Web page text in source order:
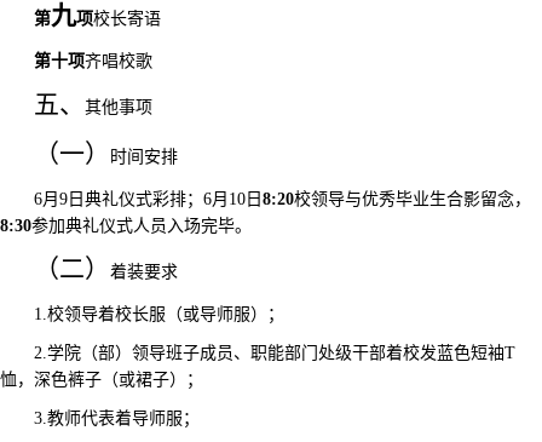
第九项校长寄语
第十项齐唱校歌
五、 其他事项
（一） 时间安排
6月 9 日典礼仪式彩排； 6月 10 日 8:20校领导与优秀毕业生合影留念，
8:30参加典礼仪式人员入场完毕。
（二） 着装要求
1.校领导着校长服（或导师服） ；
2.学院（部）领导班子成员 、 职能部门处级干部着校发蓝色短袖T
恤，深色裤子（或裙子）
；
3.教师代表着导师服；